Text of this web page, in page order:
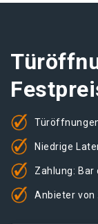
Niedrige
Zahlung: Bar
Anbieter